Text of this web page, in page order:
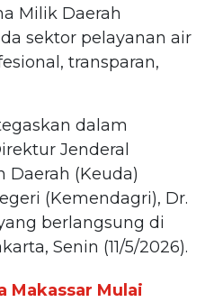
Milik Daerah
sektor pelayanan air
transparan,
dalam
Jenderal
Daerah (Keuda)
(Kemendagri), Dr.
berlangsung di
Senin (11/5/2026).
Makassar Mulai